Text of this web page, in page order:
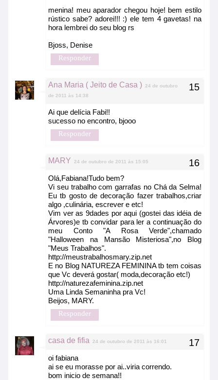
menina! meu aparador chegou hoje! bem estilo
rústico sabe? adorei!!! :) ele tem 4 gavetas! na
hora lembrei do seu blog rs
Bjoss, Denise
Responder
Ana Maria ( Jeito de Casa )
24 de outubro
de 2011 às 14:38
Ai que delícia Fabi!!
sucesso no encontro, bjooo
Responder
MARY 24 de outubro de 2011 às 15:05
Olá,Fabiana!Tudo bem?
Vi seu trabalho com garrafas no Chá da Selma!
Eu tb gosto de decoração fazer trabalhos,criar
algo ,culinária, escrever e etc!
Vim ver as 9dades por aqui (gostei das idéia de
Árvores)e tb convidar para ler a continuação do
meu Conto "A Rosa Verde",chamado
"Halloween na Mansão Misteriosa",no Blog
"Meus Trabalhos".
http://meustrabalhosmary.zip.net
E no Blog NATUREZA FEMININA tb tem coisas
que Vc deverá gostar( moda,decoração etc!)
http://naturezafeminina.zip.net
Uma Linda Semaninha pra Vc!
Beijos, MARY.
Responder
casa de fifia 24 de outubro de 2011 às 16:01
oi fabiana
ai se eu morasse por ai..viria correndo.
bom inicio de semana!!